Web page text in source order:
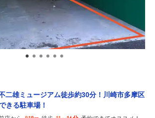
二雄ミュージアム徒歩約30分！川崎市多摩区
きる駐車場！